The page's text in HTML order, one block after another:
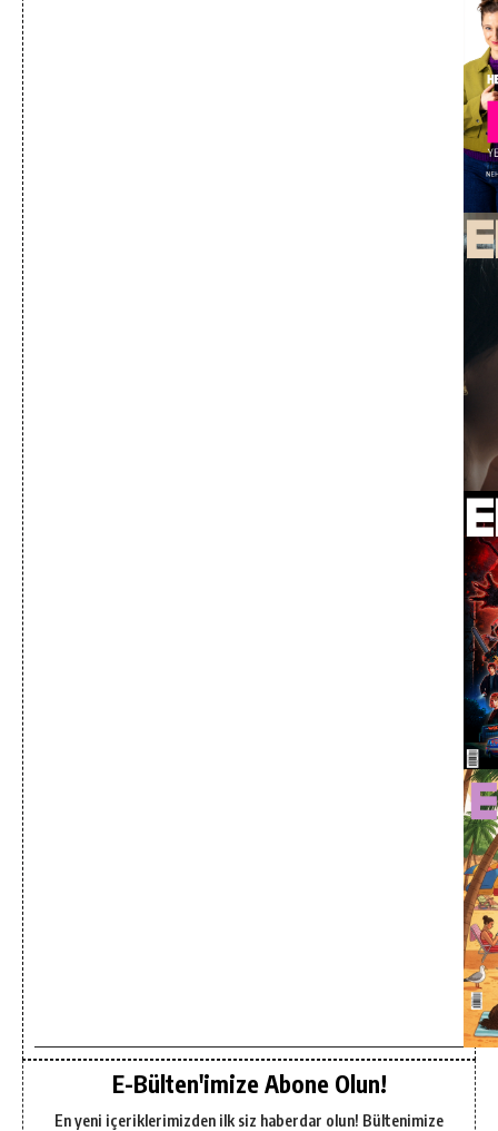
E-Bülten'imize Abone Olun!
En yeni içeriklerimizden ilk siz haberdar olun! Bültenimize